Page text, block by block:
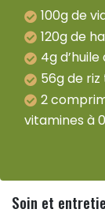
100g de
120g de
4g
56g de
2
vitamines à
Soin et